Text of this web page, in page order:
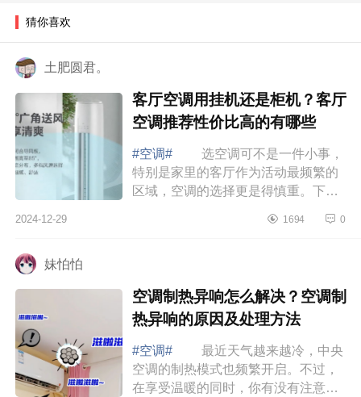
猜你喜欢
土肥圆君。
客厅空调用挂机还是柜机？客厅
空调推荐性价比高的有哪些
#空调#
选空调可不是一件小事，
特别是家里的客厅作为活动最频繁的
区域，空调的选择更是得慎重。下面
是柜机？客厅空调推荐性价比高的有
2024-12-29 1694 0
妹怕怕
空调制热异响怎么解决？空调制
热异响的原因及处理方法
#空调#
最近天气越来越冷，中央
空调的制热模式也频繁开启。不过，
在享受温暖的同时，你有没有注意到